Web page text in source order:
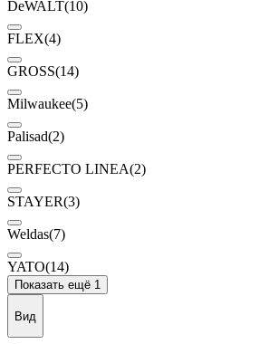
DeWALT(10)
FLEX(4)
GROSS(14)
Milwaukee(5)
Palisad(2)
PERFECTO LINEA(2)
STAYER(3)
Weldas(7)
YATO(14)
Показать ещё 1
Вид